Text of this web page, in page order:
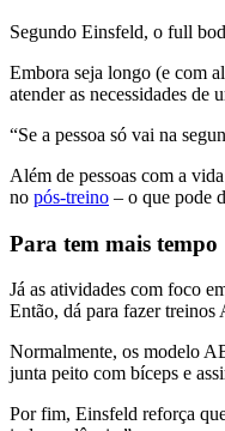
Segundo Einsfeld, o full
Embora seja longo (e com
atender as necessidades de
“Se a pessoa só vai na
Além de pessoas com a
no pós-treino – o que pode
Para tem mais tempo
Já as atividades com foco
Então, dá para fazer treinos
Normalmente, os modelo
junta peito com bíceps e
Por fim, Einsfeld reforça